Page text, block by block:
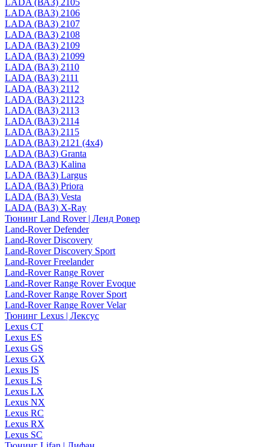
LADA (ВАЗ) 2105
LADA (ВАЗ) 2106
LADA (ВАЗ) 2107
LADA (ВАЗ) 2108
LADA (ВАЗ) 2109
LADA (ВАЗ) 21099
LADA (ВАЗ) 2110
LADA (ВАЗ) 2111
LADA (ВАЗ) 2112
LADA (ВАЗ) 21123
LADA (ВАЗ) 2113
LADA (ВАЗ) 2114
LADA (ВАЗ) 2115
LADA (ВАЗ) 2121 (4x4)
LADA (ВАЗ) Granta
LADA (ВАЗ) Kalina
LADA (ВАЗ) Largus
LADA (ВАЗ) Priora
LADA (ВАЗ) Vesta
LADA (ВАЗ) X-Ray
Тюнинг Land Rover | Ленд Ровер
Land-Rover Defender
Land-Rover Discovery
Land-Rover Discovery Sport
Land-Rover Freelander
Land-Rover Range Rover
Land-Rover Range Rover Evoque
Land-Rover Range Rover Sport
Land-Rover Range Rover Velar
Тюнинг Lexus | Лексус
Lexus CT
Lexus ES
Lexus GS
Lexus GX
Lexus IS
Lexus LS
Lexus LX
Lexus NX
Lexus RC
Lexus RX
Lexus SC